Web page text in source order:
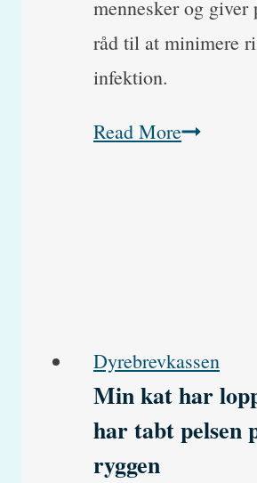
mennesker og giver
råd til at minimere
infektion.
Read MoreKan
barn,
eller
er
Dyrebrevkassen
Min kat har
har tabt pelsen
ryggen